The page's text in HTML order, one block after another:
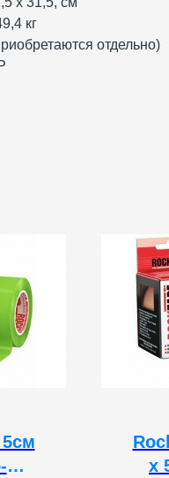
кг
отдельно)
5см
х